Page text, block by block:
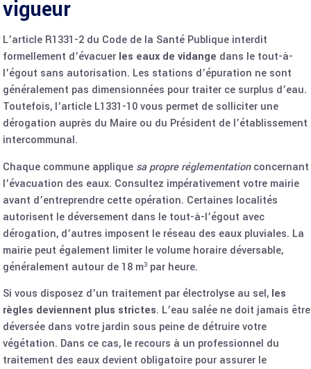
vigueur
L’article R1331-2 du Code de la Santé Publique interdit
formellement d’évacuer les eaux de vidange dans le tout-à-
l’égout sans autorisation. Les stations d’épuration ne sont
généralement pas dimensionnées pour traiter ce surplus d’eau.
Toutefois, l’article L1331-10 vous permet de solliciter une
dérogation auprès du Maire ou du Président de l’établissement
intercommunal.
Chaque commune applique sa propre réglementationconcernant
l’évacuation des eaux. Consultez impérativement votre mairie
avant d’entreprendre cette opération. Certaines localités
autorisent le déversement dans le tout-à-l’égout avec
dérogation, d’autres imposent le réseau des eaux pluviales. La
mairie peut également limiter le volume horaire déversable,
généralement autour de 18 m³ par heure.
Si vous disposez d’un traitement par électrolyse au sel, les
règles deviennent plus strictes. L’eau salée ne doit jamais être
déversée dans votre jardin sous peine de détruire votre
végétation. Dans ce cas, le recours à un professionnel du
traitement des eaux devient obligatoire pour assurer le